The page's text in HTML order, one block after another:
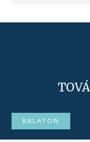
BALATON